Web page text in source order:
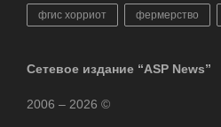
фгис хорриот фермерство
Сетевое издание “ASP News”
2006 – 2026 ©